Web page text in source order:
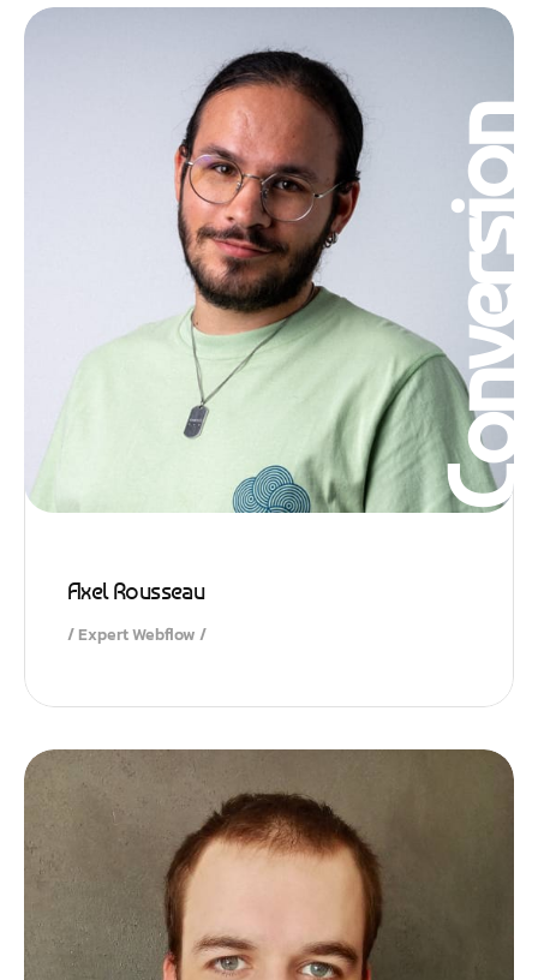
Axel Rousseau
Expert Webflow